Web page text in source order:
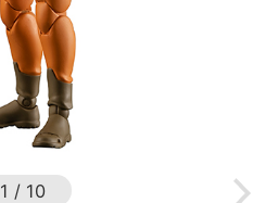
1 / 10